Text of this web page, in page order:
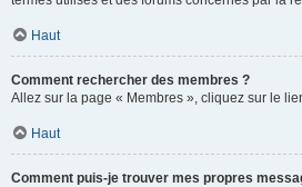
Haut
Comment rechercher des membres ?
Allez sur la page « Membres », cliquez sur le
Haut
Comment puis-je trouver mes propres